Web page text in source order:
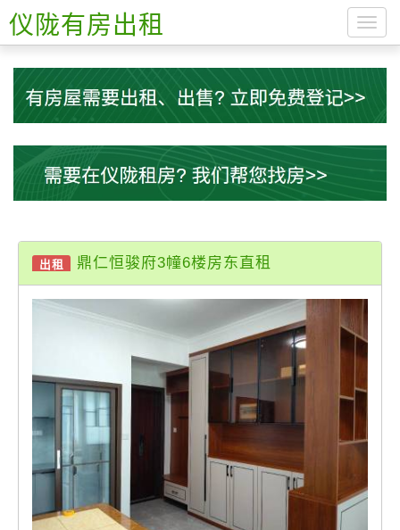
导
航
仪陇有房出租
出租 鼎仁恒骏府3幢6楼房东直租